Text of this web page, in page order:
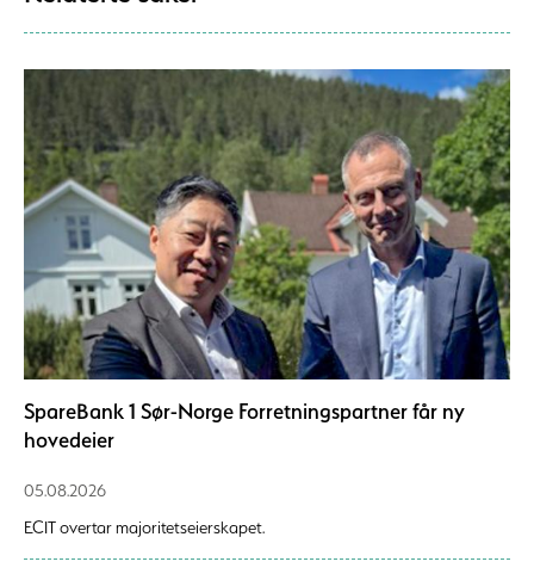
SpareBank 1 Sør-Norge Forretningspartner får ny
hovedeier
05.08.2026
ECIT overtar majoritetseierskapet.